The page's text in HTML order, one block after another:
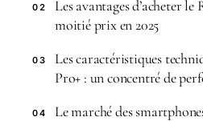
02
Les avantages d’acheter
moitié prix en 2025
03
Les caractéristiques
Pro+ : un concentré de
04
Le marché des